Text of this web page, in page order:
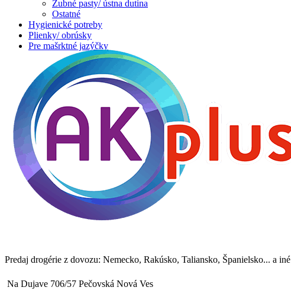
Zubné pasty/ ústna dutina
Ostatné
Hygienické potreby
Plienky/ obrúsky
Pre mašrktné jazýčky
Predaj drogérie z dovozu: Nemecko, Rakúsko, Taliansko, Španielsko... a iné
Na Dujave 706/57 Pečovská Nová Ves